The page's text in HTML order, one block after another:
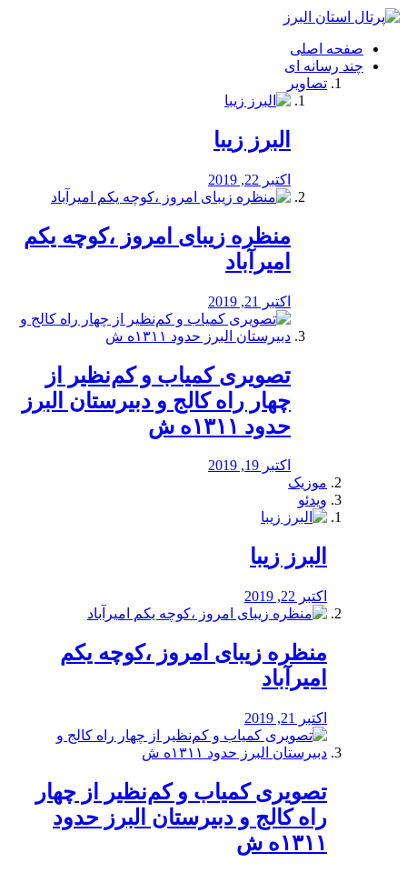
فصد
شرق
تهران
خشکشویی
صفحه اصلی
چند رسانه ای
تصاویر
البرز زیبا
اکتبر 22, 2019
منظره‌‌ زیبای امروز ،کوچه یکم
امیرآباد
اکتبر 21, 2019
️تصویری کمیاب و کم‌نظیر از
چهار راه كالج و دبيرستان البرز
حدود ۱۳۱۱ه ش
اکتبر 19, 2019
موزیک
ویدئو
البرز زیبا
اکتبر 22, 2019
منظره‌‌ زیبای امروز ،کوچه یکم
امیرآباد
اکتبر 21, 2019
️تصویری کمیاب و کم‌نظیر از چهار
راه كالج و دبيرستان البرز حدود
۱۳۱۱ه ش